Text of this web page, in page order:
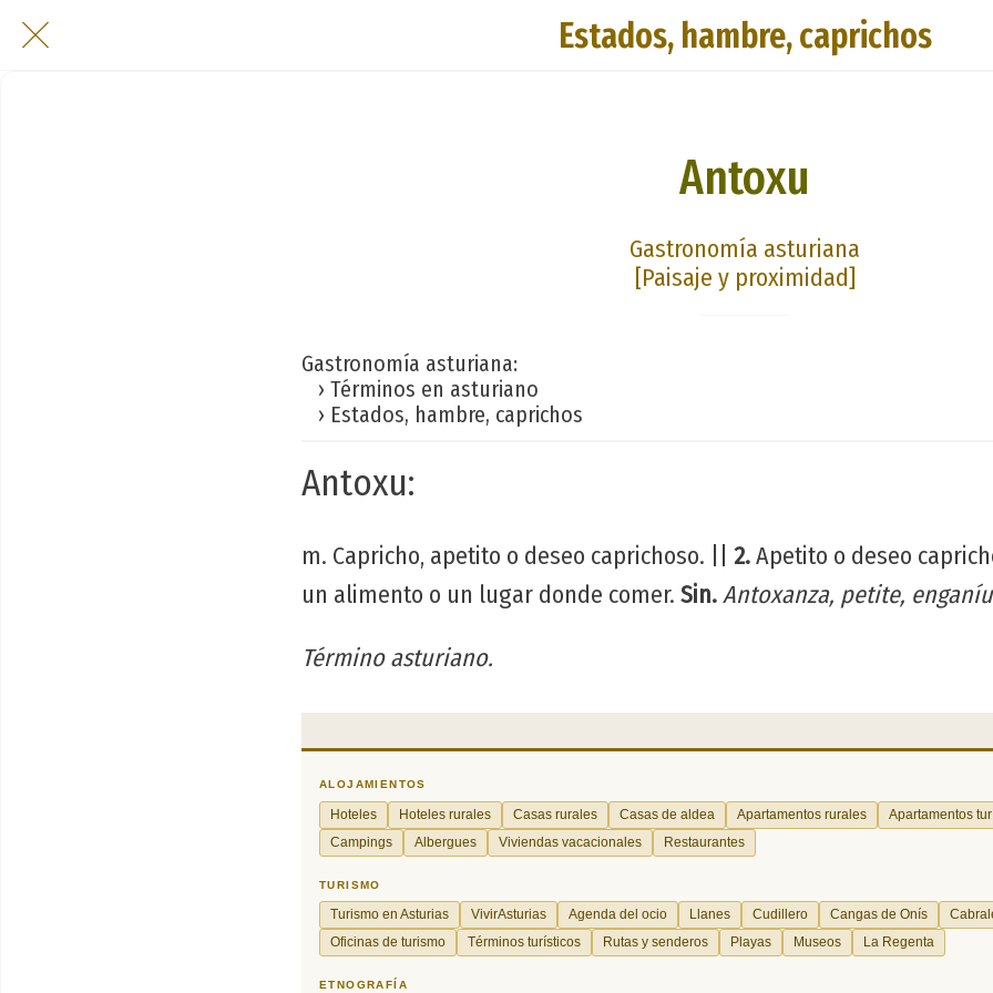
Estados, hambre, caprichos
Antoxu
Gastronomía asturiana
[Paisaje y proximidad]
Gastronomía asturiana:
› Términos en asturiano
› Estados, hambre, caprichos
Antoxu:
m. Capricho, apetito o deseo caprichoso. || 2.Apetito o deseo
un alimento o un lugar donde comer. Sin.Antoxanza, petite, enganíu
Término asturiano.